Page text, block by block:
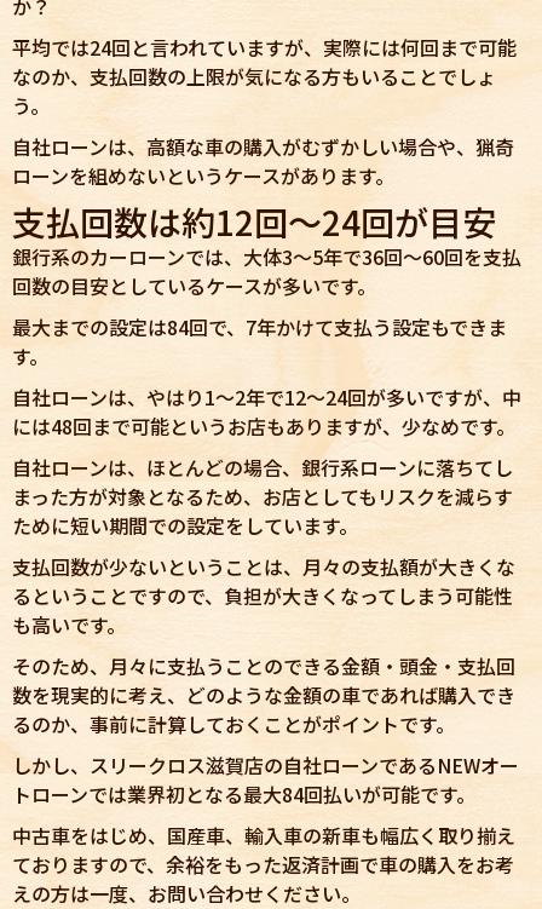
か？
平均では24回と言われていますが、実際には何回まで可能
なのか、支払回数の上限が気になる方もいることでしょ
う。
自社ローンは、高額な車の購入がむずかしい場合や、猟奇
ローンを組めないというケースがあります。
支払回数は約12回～24回が目安
銀行系のカーローンでは、大体3～5年で36回～60回を支払
回数の目安としているケースが多いです。
最大までの設定は84回で、7年かけて支払う設定もできま
す。
自社ローンは、やはり1～2年で12～24回が多いですが、中
には48回まで可能というお店もありますが、少なめです。
自社ローンは、ほとんどの場合、銀行系ローンに落ちてし
まった方が対象となるため、お店としてもリスクを減らす
ために短い期間での設定をしています。
支払回数が少ないということは、月々の支払額が大きくな
るということですので、負担が大きくなってしまう可能性
も高いです。
そのため、月々に支払うことのできる金額・頭金・支払回
数を現実的に考え、どのような金額の車であれば購入でき
るのか、事前に計算しておくことがポイントです。
しかし、スリークロス滋賀店の自社ローンであるNEWオー
トローンでは業界初となる最大84回払いが可能です。
中古車をはじめ、国産車、輸入車の新車も幅広く取り揃え
ておりますので、余裕をもった返済計画で車の購入をお考
えの方は一度、お問い合わせください。